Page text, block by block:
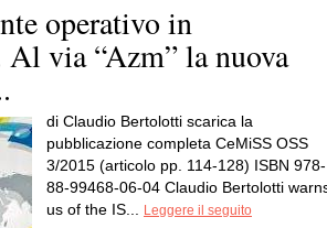
operativo in
via “Azm” la nuova
di Claudio Bertolotti scarica la
pubblicazione completa CeMiSS OSS
3/2015 (articolo pp. 114-128) ISBN 978-
88-99468-06-04 Claudio Bertolotti
us of the IS...
Leggere il seguito